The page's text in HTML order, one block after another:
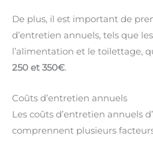
De plus, il est important de
d’entretien annuels, tels que
l’alimentation et le toilettage,
250 et 350€.
Coûts d’entretien annuels
Les coûts d’entretien annuels
comprennent plusieurs